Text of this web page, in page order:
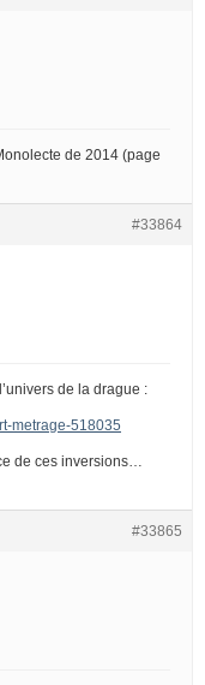
de 2014 (page
#33864
de la drague :
metrage-518035
de ces inversions…
#33865